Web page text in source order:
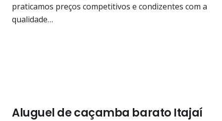
praticamos preços competitivos e condizentes com a
qualidade…
Aluguel de caçamba barato Itajaí